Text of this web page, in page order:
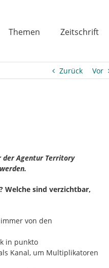
Themen Zeitschrift
Zurück Vor
der Agentur Territory
Welche sind verzichtbar,
von den
in punkto
Kanal, um Multiplikatoren